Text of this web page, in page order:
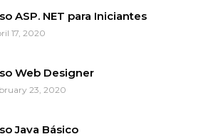
ASP. NET para Iniciantes
17, 2020
Web Designer
23, 2020
Java Básico